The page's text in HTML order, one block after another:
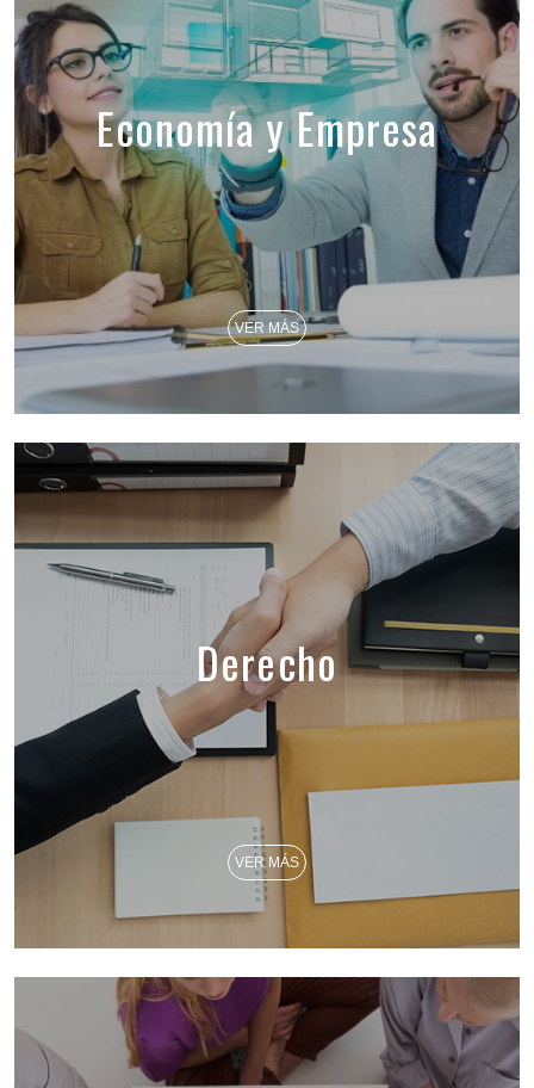
Economía y Empresa
VER MÁS
Derecho
VER MÁS